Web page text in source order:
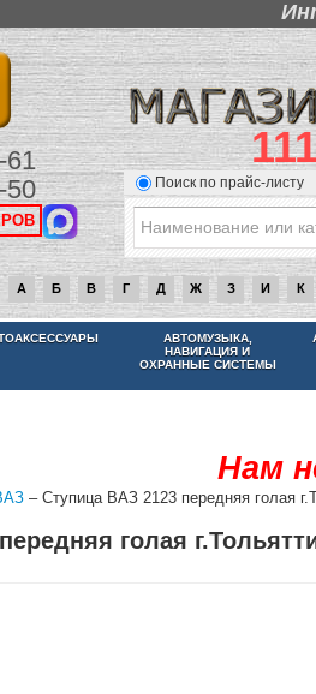
61
50
Поиск по прайс-листу
А Б В Г Д Ж З И К
АВТОМУЗЫКА,
НАВИГАЦИЯ И
ОХРАННЫЕ СИСТЕМЫ
Нам
– Ступица ВАЗ 2123 передняя голая
голая